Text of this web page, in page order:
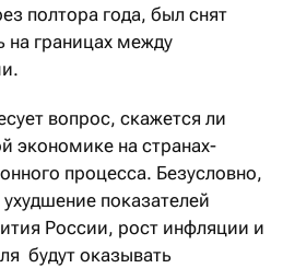
полтора года, был снят
границах между
вопрос, скажется ли
экономике на странах-
процесса. Безусловно,
показателей
России, рост инфляции и
будут оказывать